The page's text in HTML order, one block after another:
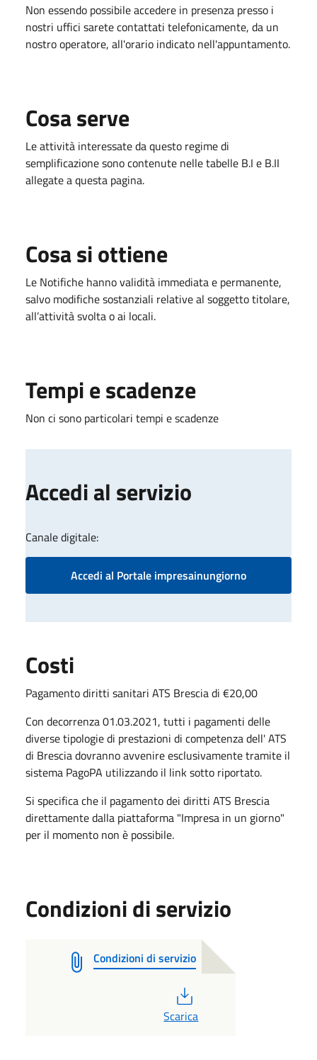
Non essendo possibile accedere in presenza presso i
nostri uffici sarete contattati telefonicamente, da un
nostro operatore, all'orario indicato nell'appuntamento.
Cosa serve
Le attività interessate da questo regime di
semplificazione sono contenute nelle tabelle B.I e B.II
allegate a questa pagina.
Cosa si ottiene
Le Notifiche hanno validità immediata e permanente,
salvo modifiche sostanziali relative al soggetto titolare,
all’attività svolta o ai locali.
Tempi e scadenze
Non ci sono particolari tempi e scadenze
Accedi al servizio
Canale digitale:
Accedi al Portale impresainungiorno
Costi
Pagamento diritti sanitari ATS Brescia di €20,00
Con decorrenza 01.03.2021, tutti i pagamenti delle
diverse tipologie di prestazioni di competenza dell' ATS
di Brescia dovranno avvenire esclusivamente tramite il
sistema PagoPA utilizzando il link sotto riportato.
Si specifica che il pagamento dei diritti ATS Brescia
direttamente dalla piattaforma "Impresa in un giorno"
per il momento non è possibile.
Condizioni di servizio
Condizioni di servizio
Scarica